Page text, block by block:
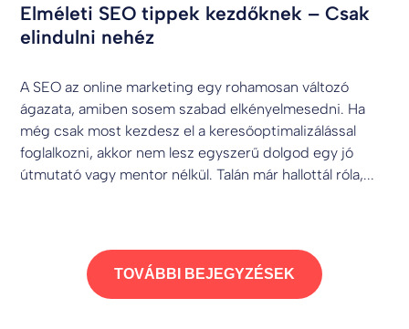
Elméleti SEO tippek kezdőknek – Csak
elindulni nehéz
A SEO az online marketing egy rohamosan változó
ágazata, amiben sosem szabad elkényelmesedni. Ha
még csak most kezdesz el a keresőoptimalizálással
foglalkozni, akkor nem lesz egyszerű dolgod egy jó
útmutató vagy mentor nélkül. Talán már hallottál róla,...
TOVÁBBI BEJEGYZÉSEK